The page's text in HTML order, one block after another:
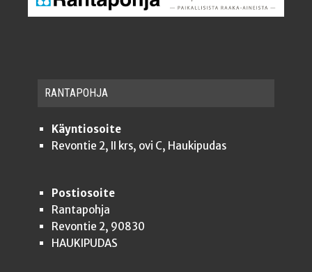
RAN­TA­POH­JA
Käyntiosoite
Revontie 2, II krs, ovi C, Haukipudas
Postiosoite
Rantapohja
Revontie 2, 90830
HAUKIPUDAS